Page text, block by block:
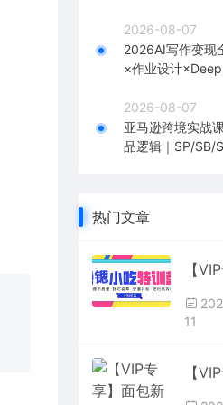
2026-08-07
2026AI写作变现
×作业设计
賺钱
2026-08-07
亚马逊跨境实战
品逻辑｜SP/SB/
热门文章
11